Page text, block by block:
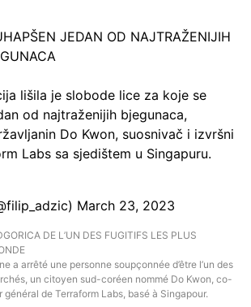
JEDAN OD NAJTRAŽENIJIH
lišila je slobode lice za koje se
od najtraženijih bjegunaca,
Do Kwon, suosnivač i izvršni
Labs sa sjedištem u Singapuru.
March 23, 2023
DE L’UN DES FUGITIFS LES PLUS
a arrêté une personne soupçonnée d’être l’un des
un citoyen sud-coréen nommé Do Kwon, co-
de Terraform Labs, basé à Singapour.